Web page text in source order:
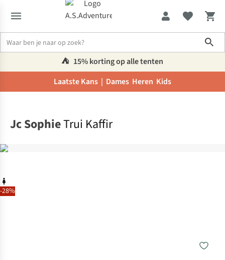
⛺️ 15% korting op alle tenten
Laatste Kans | Dames Heren Kids
-28%
Jc SophieTrui Kaffir